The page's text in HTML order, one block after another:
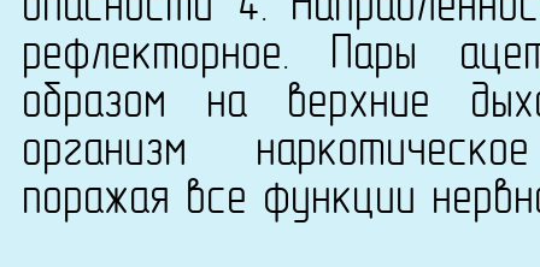
рефлекторное. Пары
образом на верхние
организм
поражая все функции